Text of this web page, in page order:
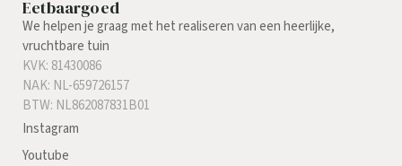
Eetbaargoed
We helpen je graag met het realiseren van een heerlijke,
vruchtbare tuin
KVK: 81430086
NAK: NL-659726157
BTW: NL862087831B01
Instagram
Youtube